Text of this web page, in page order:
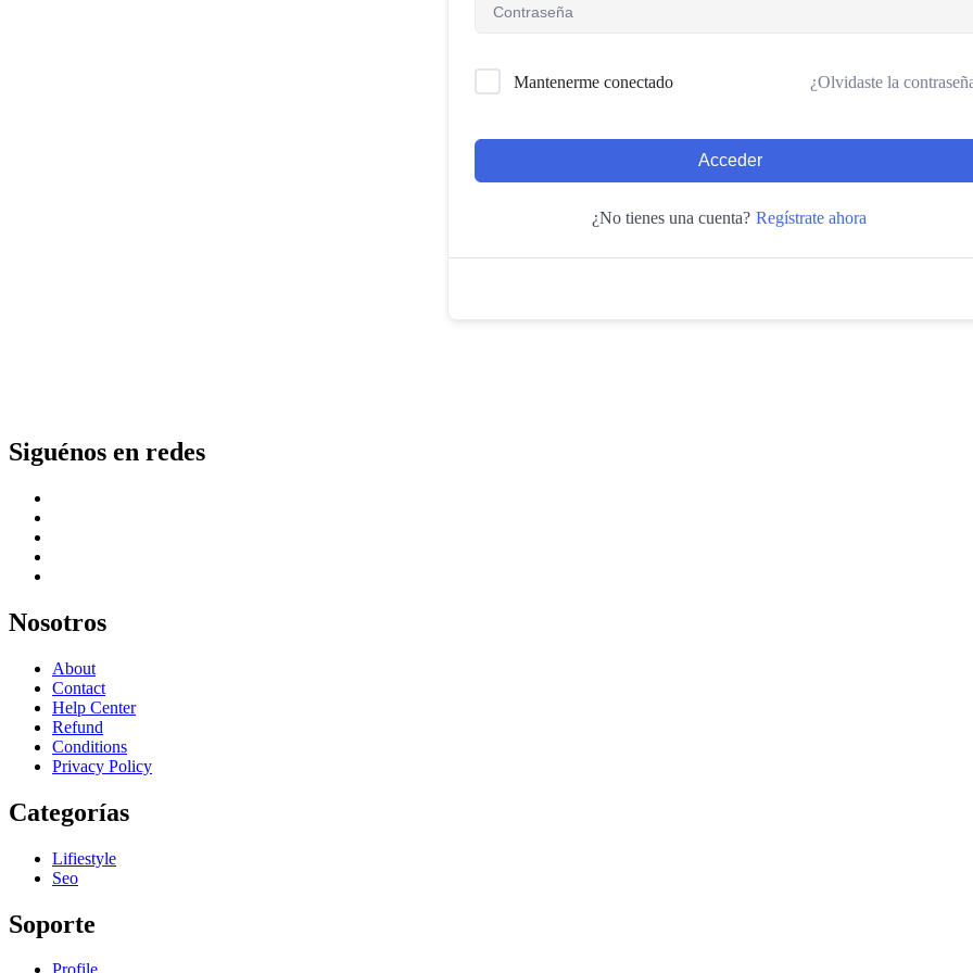
Mantenerme conectado ¿Olvidaste la
Acceder
¿No tienes una cuenta? Regístrate ahora
Siguénos en redes
Nosotros
About
Contact
Help Center
Refund
Conditions
Privacy Policy
Categorías
Lifiestyle
Seo
Soporte